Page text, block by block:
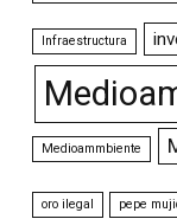
Infraestructura
Medioammbiente
oro ilegal pepe